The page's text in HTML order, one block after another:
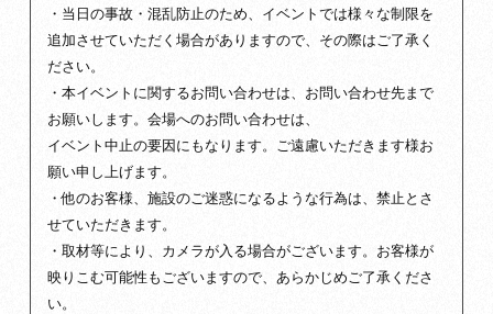
・当日の事故・混乱防止のため、イベントでは様々な制限を
追加させていただく場合がありますので、その際はご了承く
ださい。
・本イベントに関するお問い合わせは、お問い合わせ先まで
お願いします。会場へのお問い合わせは、
イベント中止の要因にもなります。ご遠慮いただきます様お
願い申し上げます。
・他のお客様、施設のご迷惑になるような行為は、禁止とさ
せていただきます。
・取材等により、カメラが入る場合がございます。お客様が
映りこむ可能性もございますので、あらかじめご了承くださ
い。